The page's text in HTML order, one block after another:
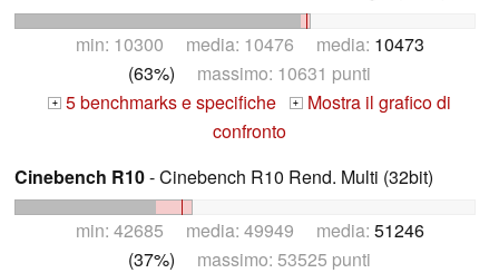
min: 10300 media: 10476 media: 10473
(63%) massimo: 10631 punti
+ 5 benchmarks e specifiche + Mostra il grafico di
confronto
Cinebench R10- Cinebench R10 Rend. Multi (32bit)
min: 42685 media: 49949 media: 51246
(37%) massimo: 53525 punti